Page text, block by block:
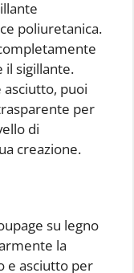
poliuretanica.
il sigillante.
asciutto, puoi
per
di
creazione.
su legno
la
e asciutto per